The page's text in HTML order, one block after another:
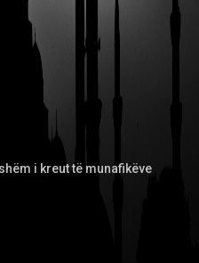
i kreut të munafikëve